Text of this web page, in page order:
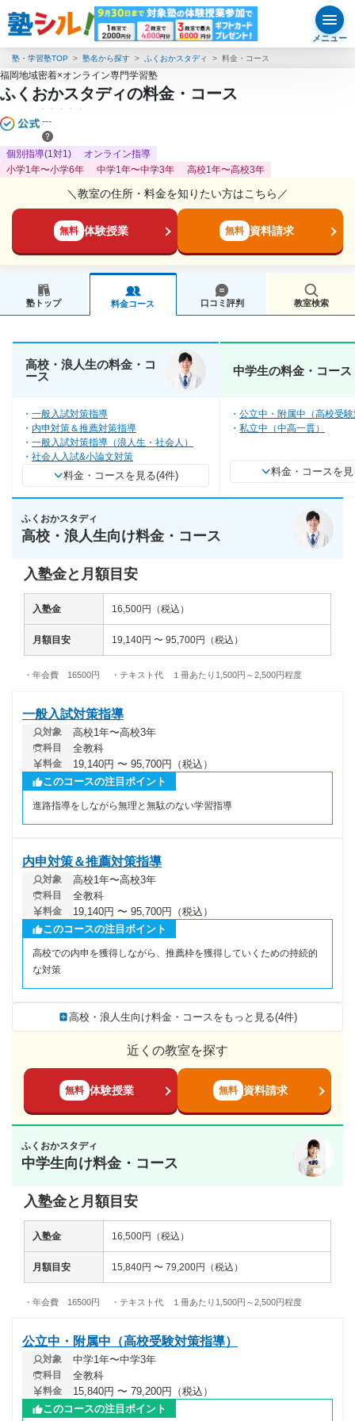
メニュー
塾・学習塾TOP 塾名から探す ふくおかスタディ 料金・コース
福岡地域密着×オンライン専門学習塾
ふくおかスタディの料金・コース
---
個別指導(1対1)
オンライン指導
小学1年〜小学6年
中学1年〜中学3年 高校1年〜高校3年
＼教室の住所・料金を知りたい方はこちら／
無料 体験授業 無料 資料請求
塾トップ 料金コース 口コミ評判 教室検索
高校・浪人生の料金・コ
ース
一般入試対策指導
内申対策＆推薦対策指導
一般入試対策指導（浪人生・社会人）
社会人入試&小論文対策
料金・コースを見る(4件)
中学生の料金・コース
公立中・附属中（高校受
私立中（中高一貫）
料金・コースを
ふくおかスタディ
高校・浪人生向け料金・コース
入塾金と月額目安
入塾金 16,500円（税込）
月額目安 19,140円 〜 95,700円（税込）
・年会費 16500円 ・テキスト代 １冊あたり1,500円～2,500円程度
一般入試対策指導
対象 高校1年〜高校3年
科目 全教科
料金
19,140円 〜 95,700円（税込）
このコースの注目ポイント
進路指導をしながら無理と無駄のない学習指導
内申対策＆推薦対策指導
対象 高校1年〜高校3年
科目 全教科
料金
19,140円 〜 95,700円（税込）
このコースの注目ポイント
高校での内申を獲得しながら、推薦枠を獲得していくための持続的
な対策
高校・浪人生向け料金・コースをもっと見る(4件)
近くの教室を探す
無料 体験授業 無料 資料請求
ふくおかスタディ
中学生向け料金・コース
入塾金と月額目安
入塾金 16,500円（税込）
月額目安 15,840円 〜 79,200円（税込）
・年会費 16500円 ・テキスト代 １冊あたり1,500円～2,500円程度
公立中・附属中（高校受験対策指導）
対象 中学1年〜中学3年
科目 全教科
料金
15,840円 〜 79,200円（税込）
このコースの注目ポイント